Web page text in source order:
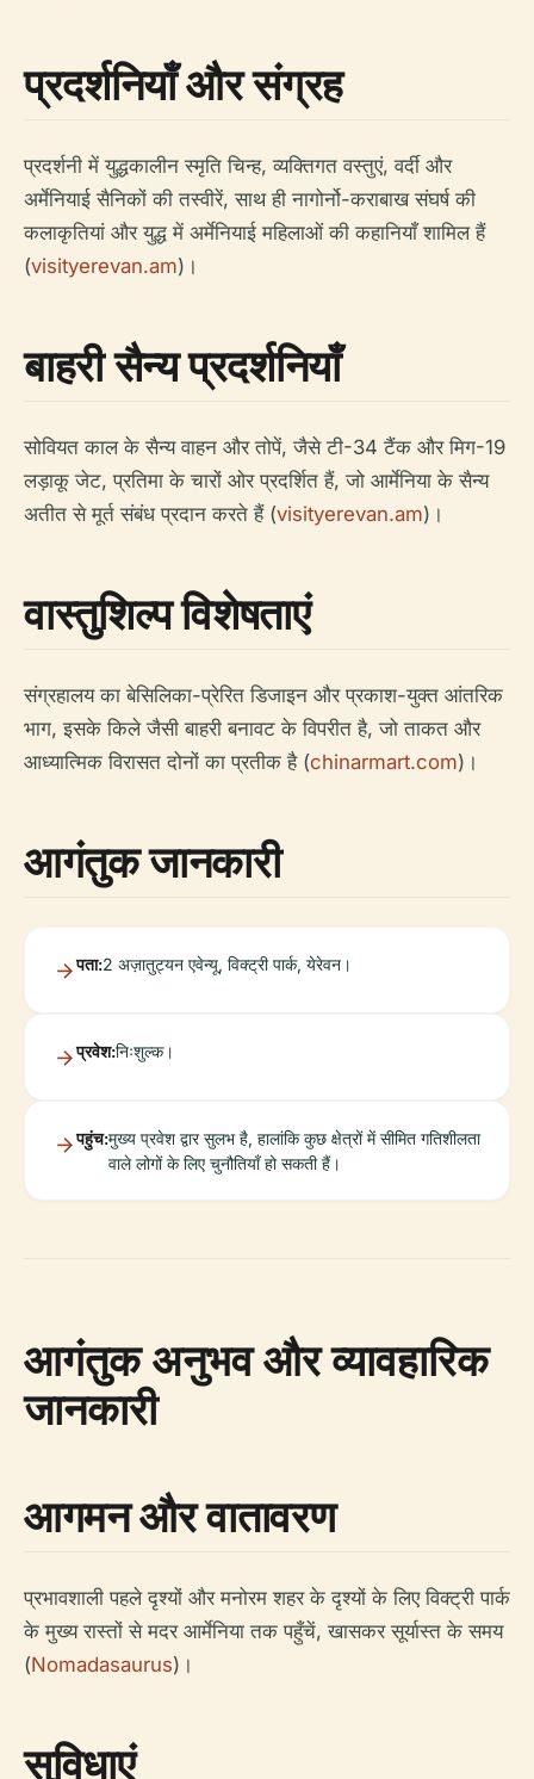
प्रदर्शनियाँ और संग्रह
प्रदर्शनी में युद्धकालीन स्मृति चिन्ह, व्यक्तिगत वस्तुएं, वर्दी और
अर्मेनियाई सैनिकों की तस्वीरें, साथ ही नागोर्नो-कराबाख संघर्ष की
कलाकृतियां और युद्ध में अर्मेनियाई महिलाओं की कहानियाँ शामिल हैं
(visityerevan.am)।
बाहरी सैन्य प्रदर्शनियाँ
सोवियत काल के सैन्य वाहन और तोपें, जैसे टी-34 टैंक और मिग-19
लड़ाकू जेट, प्रतिमा के चारों ओर प्रदर्शित हैं, जो आर्मेनिया के सैन्य
अतीत से मूर्त संबंध प्रदान करते हैं (visityerevan.am)।
वास्तुशिल्प विशेषताएं
संग्रहालय का बेसिलिका-प्रेरित डिजाइन और प्रकाश-युक्त आंतरिक
भाग, इसके किले जैसी बाहरी बनावट के विपरीत है, जो ताकत और
आध्यात्मिक विरासत दोनों का प्रतीक है (chinarmart.com)।
आगंतुक जानकारी
पता:2 अज़ातुट्यन एवेन्यू, विक्ट्री पार्क, येरेवन।
प्रवेश:निःशुल्क।
पहुंच:मुख्य प्रवेश द्वार सुलभ है, हालांकि कुछ क्षेत्रों में सीमित गतिशीलता
वाले लोगों के लिए चुनौतियाँ हो सकती हैं।
आगंतुक अनुभव और व्यावहारिक
जानकारी
आगमन और वातावरण
प्रभावशाली पहले दृश्यों और मनोरम शहर के दृश्यों के लिए विक्ट्री पार्क
के मुख्य रास्तों से मदर आर्मेनिया तक पहुँचें, खासकर सूर्यास्त के समय
(Nomadasaurus)।
सुविधाएं